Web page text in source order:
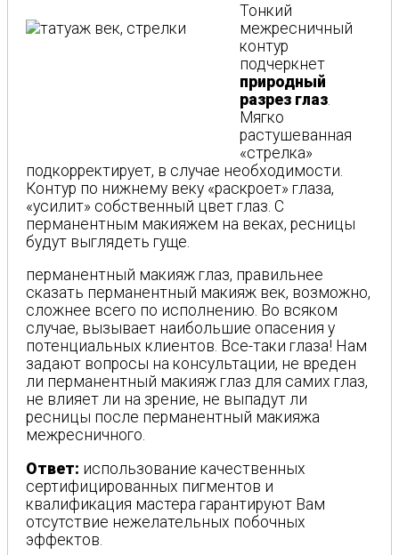
Тонкий
межресничный
контур
подчеркнет
природный
разрез глаз
Мягко
растушеванная
«стрелка»
подкорректирует, в случае необходимости.
Контур по нижнему веку «раскроет» глаза,
«усилит» собственный цвет глаз. С
перманентным макияжем на веках, ресницы
будут выглядеть гуще.
перманентный макияж глаз, правильнее
сказать перманентный макияж век, возможно,
сложнее всего по исполнению. Во всяком
случае, вызывает наибольшие опасения у
потенциальных клиентов. Все-таки глаза! Нам
задают вопросы на консультации, не вреден
ли перманентный макияж глаз для самих глаз,
не влияет ли на зрение, не выпадут ли
ресницы после перманентный макияжа
межресничного.
Ответ: использование качественных
сертифицированных пигментов и
квалификация мастера гарантируют Вам
отсутствие нежелательных побочных
эффектов.